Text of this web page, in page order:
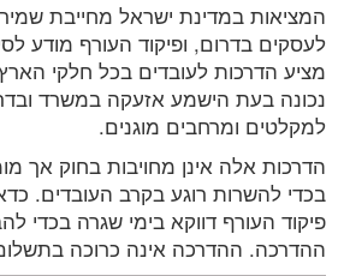
המציאות במדינת ישראל מחייבת
לעסקים בדרום, ופיקוד העורף מודע
מציע הדרכות לעובדים בכל חלקי
נכונה בעת הישמע אזעקה במשרד
למקלטים ומרחבים מוגנים.
הדרכות אלה אינן מחויבות בחוק אך
בכדי להשרות רוגע בקרב העובדים.
פיקוד העורף דווקא בימי שגרה בכדי
ההדרכה. ההדרכה אינה כרוכה